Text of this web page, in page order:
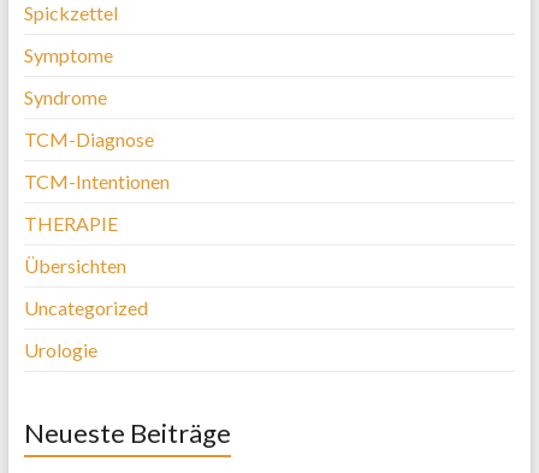
Spickzettel
Symptome
Syndrome
TCM-Diagnose
TCM-Intentionen
THERAPIE
Übersichten
Uncategorized
Urologie
Neueste Beiträge